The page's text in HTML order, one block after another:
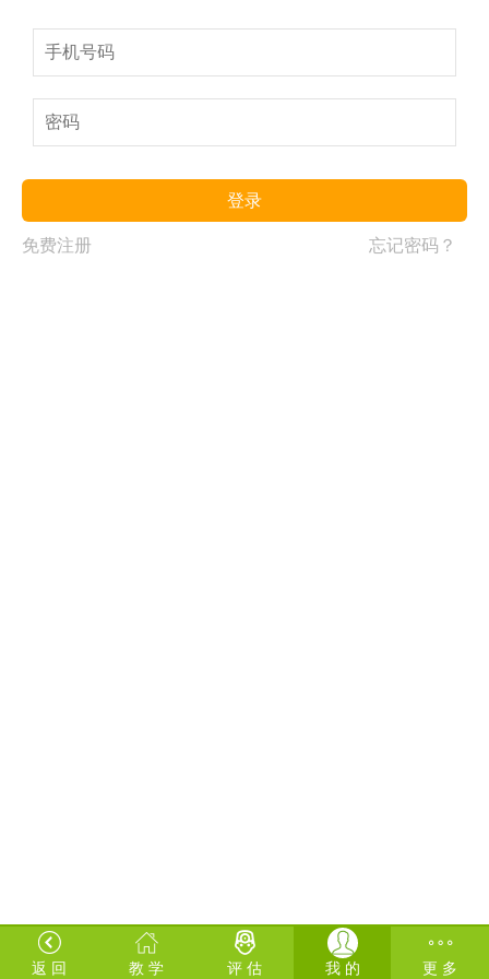
登录
免费注册 忘记密码？
返 回 教 学 评 估 我 的 更 多